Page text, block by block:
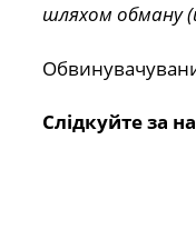
шляхом обману
Слідкуйте за